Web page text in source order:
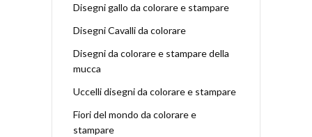
Disegni gallo da colorare e stampare
Disegni Cavalli da colorare
Disegni da colorare e stampare della
mucca
Uccelli disegni da colorare e stampare
Fiori del mondo da colorare e
stampare